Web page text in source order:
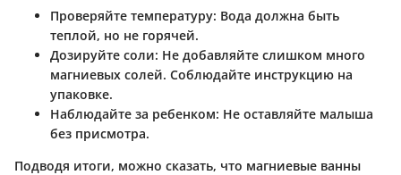
Проверяйте температуру: Вода должна быть
теплой, но не горячей.
Дозируйте соли: Не добавляйте слишком много
магниевых солей. Соблюдайте инструкцию на
упаковке.
Наблюдайте за ребенком: Не оставляйте малыша
без присмотра.
Подводя итоги, можно сказать, что магниевые ванны